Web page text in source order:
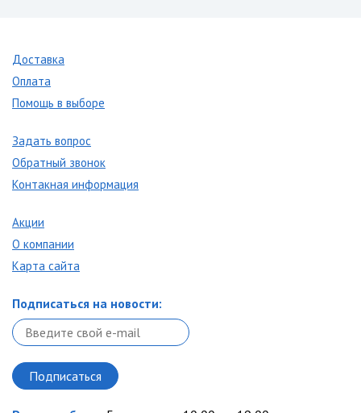
Доставка
Оплата
Помощь в выборе
Задать вопрос
Обратный звонок
Контакная информация
Акции
О компании
Карта сайта
Подписаться на новости: